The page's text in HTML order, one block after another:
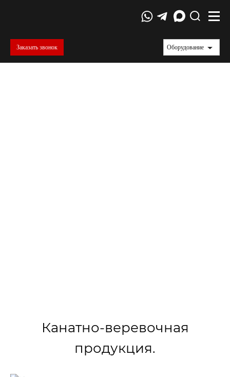
Заказать звонок Оборудование
Канатно-веревочная
продукция.